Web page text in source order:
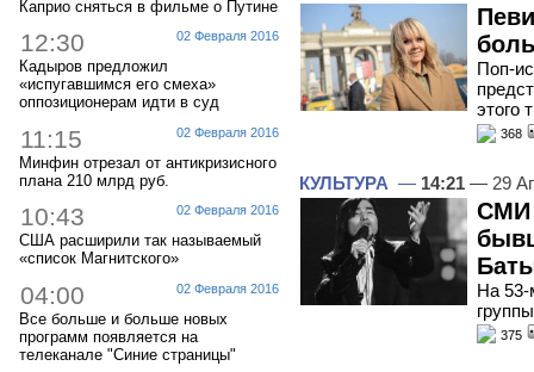
Каприо сняться в фильме о Путине
02 Февраля 2016
12:30
Кадыров предложил
«испугавшимся его смеха»
оппозиционерам идти в суд
02 Февраля 2016
11:15
Минфин отрезал от антикризисного
плана 210 млрд руб.
02 Февраля 2016
10:43
США расширили так называемый
«список Магнитского»
02 Февраля 2016
04:00
Все больше и больше новых
программ появляется на
телеканале "Синие страницы"
Поп-
этого
368
КУЛЬТУРА — 14:21 — 29
СМИ
На 53-
375